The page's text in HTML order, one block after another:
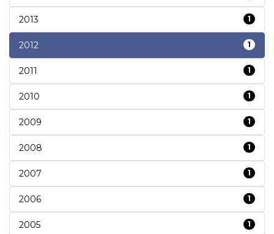
2013 1
2012 1
2011 1
2010 1
2009 1
2008 1
2007 1
2006 1
2005 1